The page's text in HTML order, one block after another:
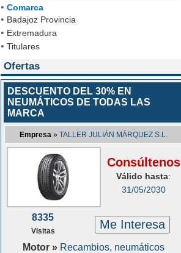
• Comarca
• Badajoz Provincia
• Extremadura
• Titulares
Ofertas
DESCUENTO DEL 30% EN
NEUMÁTICOS DE TODAS LAS
MARCA
Empresa » TALLER JULIÁN MÁRQUEZ S.L.
Consúltenos
Válido hasta:
31/05/2030
8335
Visitas Me Interesa
Motor » Recambios, neumáticos